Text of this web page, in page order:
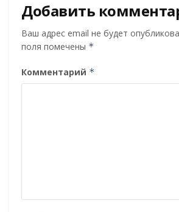
Добавить
Ваш адрес email не будет
поля помечены *
Комментарий *